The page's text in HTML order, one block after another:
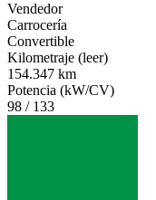
Vendedor
Carrocería
Convertible
Kilometraje (leer)
154.347 km
Potencia (kW/CV)
98 / 133